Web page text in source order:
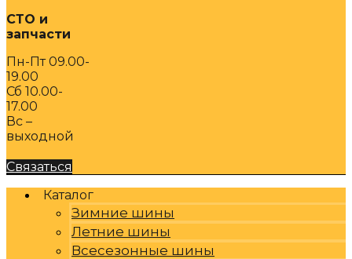
СТО и
запчасти
Пн-Пт 09.00-
19.00
Сб 10.00-
17.00
Вс –
выходной
Связаться
Каталог
Зимние шины
Летние шины
Всесезонные шины